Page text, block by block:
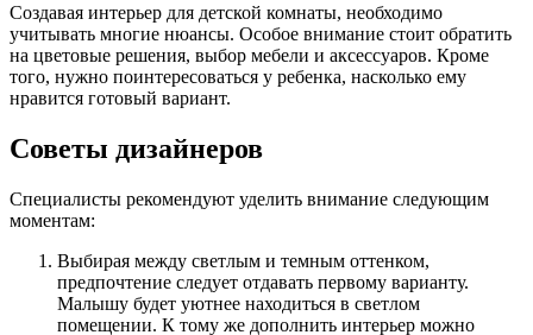
Создавая интерьер для детской комнаты, необходимо
учитывать многие нюансы. Особое внимание стоит обратить
на цветовые решения, выбор мебели и аксессуаров. Кроме
того, нужно поинтересоваться у ребенка, насколько ему
нравится готовый вариант.
Советы дизайнеров
Специалисты рекомендуют уделить внимание следующим
моментам:
Выбирая между светлым и темным оттенком,
предпочтение следует отдавать первому варианту.
Малышу будет уютнее находиться в светлом
помещении. К тому же дополнить интерьер можно